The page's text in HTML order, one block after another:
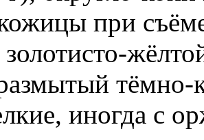
при
золотисто-
иногда с